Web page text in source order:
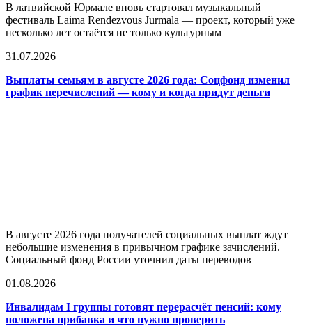
В латвийской Юрмале вновь стартовал музыкальный
фестиваль Laima Rendezvous Jurmala — проект, который уже
несколько лет остаётся не только культурным
31.07.2026
Выплаты семьям в августе 2026 года: Соцфонд изменил
график перечислений — кому и когда придут деньги
В августе 2026 года получателей социальных выплат ждут
небольшие изменения в привычном графике зачислений.
Социальный фонд России уточнил даты переводов
01.08.2026
Инвалидам I группы готовят перерасчёт пенсий: кому
положена прибавка и что нужно проверить